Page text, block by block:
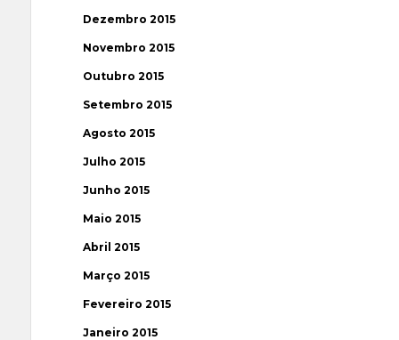
Dezembro 2015
Novembro 2015
Outubro 2015
Setembro 2015
Agosto 2015
Julho 2015
Junho 2015
Maio 2015
Abril 2015
Março 2015
Fevereiro 2015
Janeiro 2015